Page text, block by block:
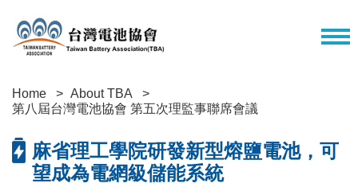
Home
About TBA
第八屆台灣電池協會 第五次理監事聯席會議
麻省理工學院研發新型熔鹽電池，可
望成為電網級儲能系統